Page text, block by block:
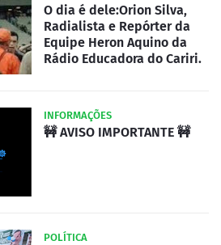
O dia é dele:Orion Silva,
Radialista e Repórter da
Equipe Heron Aquino da
Rádio Educadora do Cariri.
INFORMAÇÕES
🚧 AVISO IMPORTANTE 🚧
POLÍTICA